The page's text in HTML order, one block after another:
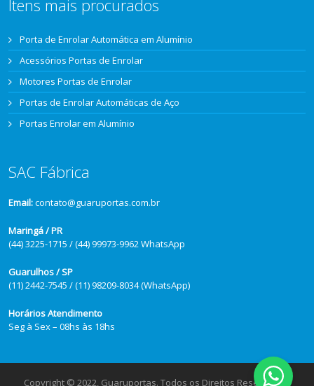
Itens mais procurados
Porta de Enrolar Automática em Alumínio
Acessórios Portas de Enrolar
Motores Portas de Enrolar
Portas de Enrolar Automáticas de Aço
Portas Enrolar em Alumínio
SAC Fábrica
Email:contato@guaruportas.com.br
Maringá / PR
(44) 3225-1715 / (44) 99973-9962 WhatsApp
Guarulhos / SP
(11) 2442-7545 / (11) 98209-8034 (WhatsApp)
Horários Atendimento
Seg à Sex – 08hs às 18hs
Copyright © 2022, Guaruportas. Todos os Direitos Reservados.